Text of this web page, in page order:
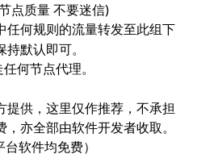
点质量 不要迷信)
任何规则的流量转发至此组下
默认即可。
何节点代理。
提供，这里仅作推荐，不承担
亦全部由软件开发者收取。
软件均免费）